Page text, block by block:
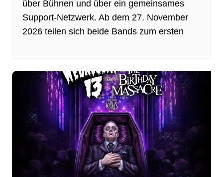
über Bühnen und über ein gemeinsames
Support-Netzwerk. Ab dem 27. November
2026 teilen sich beide Bands zum ersten